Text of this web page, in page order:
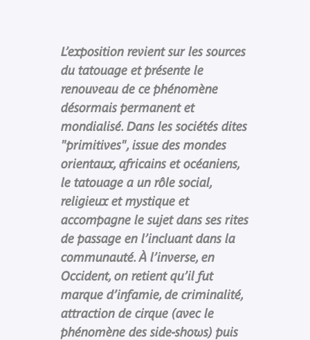
L’exposition revient sur les sources
du tatouage et présente le
renouveau de ce phénomène
désormais permanent et
mondialisé. Dans les sociétés dites
"primitives", issue des mondes
orientaux, africains et océaniens,
le tatouage a un rôle social,
religieux et mystique et
accompagne le sujet dans ses rites
de passage en l’incluant dans la
communauté. À l’inverse, en
Occident, on retient qu’il fut
marque d’infamie, de criminalité,
attraction de cirque (avec le
phénomène des side-shows) puis